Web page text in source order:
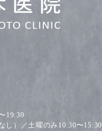
19:30
し）／土曜のみ10:30〜15:30